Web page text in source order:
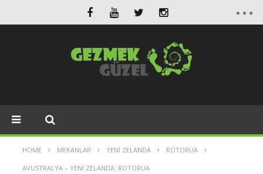
HOME MEKANLAR YENI ZELANDA ROTORUA
AVUSTRALYA – YENI ZELANDA; ROTORUA